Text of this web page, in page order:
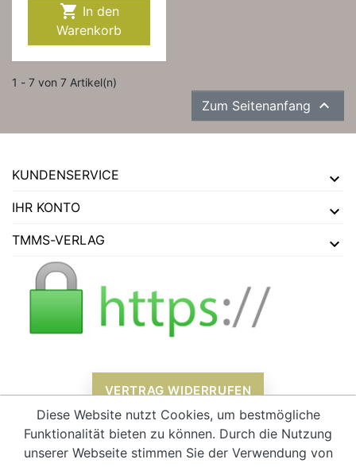

Warenkorb
1 - 7 von 7 Artikel(n)
Zum Seitenanfang 
KUNDENSERVICE
IHR KONTO
TMMS-VERLAG
VERTRAG WIDERRUFEN
Alle Preise verstehen sich inklusive Mehrwertsteuer und zzgl.
Diese Website nutzt Cookies, um bestmögliche
Funktionalität bieten zu können. Durch die Nutzung
unserer Webseite stimmen Sie der Verwendung von